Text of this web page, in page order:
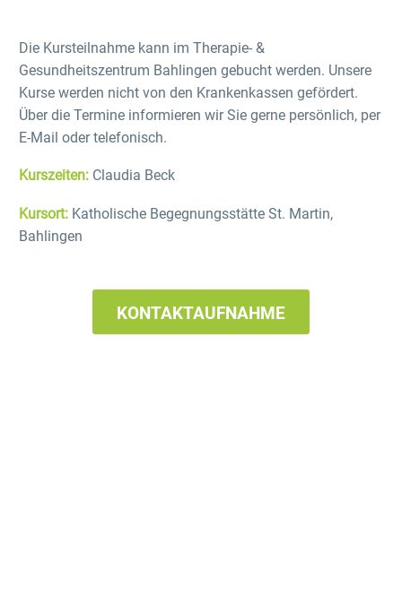
Die Kursteilnahme kann im Therapie- &
Gesundheitszentrum Bahlingen gebucht werden. Unsere
Kurse werden nicht von den Krankenkassen gefördert.
Über die Termine informieren wir Sie gerne persönlich, per
E-Mail oder telefonisch.
Kurszeiten: Claudia Beck
Kursort: Katholische Begegnungsstätte St. Martin,
Bahlingen
KONTAKTAUFNAHME